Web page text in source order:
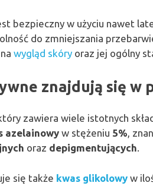
bezpieczny w użyciu nawet
do zmniejszania
wygląd skóry oraz jej ogólny
znajdują się w
zawiera wiele istotnych
azelainowy w stężeniu 5%,
oraz depigmentujących.
się także kwas glikolowy w